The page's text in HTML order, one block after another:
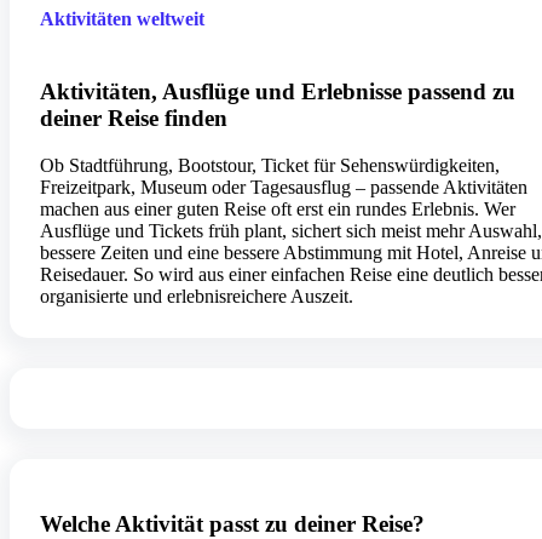
Aktivitäten weltweit
Aktivitäten, Ausflüge und Erlebnisse passend zu
deiner Reise finden
Ob Stadtführung, Bootstour, Ticket für Sehenswürdigkeiten,
Freizeitpark, Museum oder Tagesausflug – passende Aktivitäten
machen aus einer guten Reise oft erst ein rundes Erlebnis. Wer
Ausflüge und Tickets früh plant, sichert sich meist mehr Auswahl,
bessere Zeiten und eine bessere Abstimmung mit Hotel, Anreise
Reisedauer. So wird aus einer einfachen Reise eine deutlich
organisierte und erlebnisreichere Auszeit.
Welche Aktivität passt zu deiner Reise?